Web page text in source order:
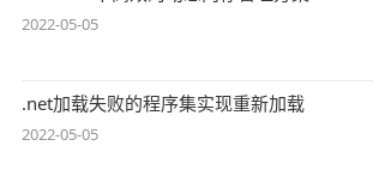
2022-05-05
.net加载失败的程序集实现重新加载
2022-05-05